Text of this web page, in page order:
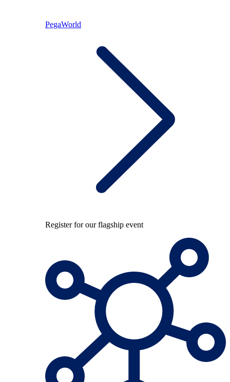
PegaWorld
Register for our flagship event